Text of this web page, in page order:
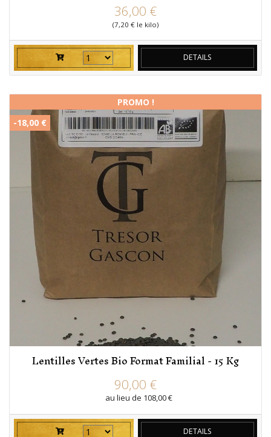
prix
36,00 €
(7,20 € le kilo)
DETAILS
PROMO !
-18,00 €
Lentilles Vertes Bio Format Familial - 15 Kg
prix
90,00 €prix régulier
au lieu de 108,00 €
DETAILS